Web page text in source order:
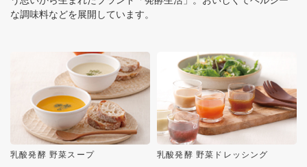
な調味料などを展開しています。
乳酸発酵 野菜スープ 乳酸発酵 野菜ドレッシング